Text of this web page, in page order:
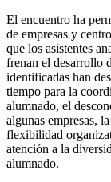
El encuentro ha
de empresas y
que los asistentes
frenan el desarrollo
identificadas han
tiempo para la
alumnado, el
algunas empresas,
flexibilidad
atención a la
alumnado.